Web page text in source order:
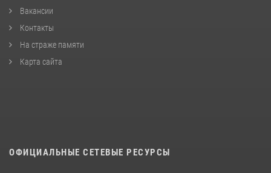
Вакансии
Контакты
На страже памяти
Карта сайта
ОФИЦИАЛЬНЫЕ СЕТЕВЫЕ РЕСУРСЫ